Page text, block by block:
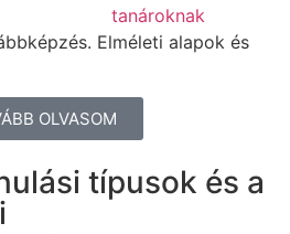
Elméleti alapok és
OLVASOM
típusok és a